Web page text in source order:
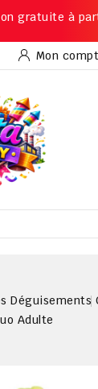
gratuite à
Mon
Déguisements
Adulte